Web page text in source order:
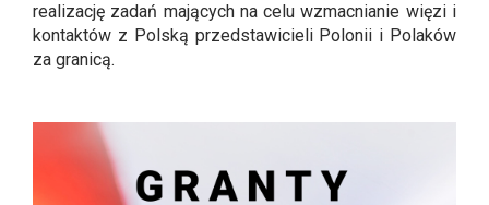
realizację zadań mających na celu wzmacnianie więzi i
kontaktów z Polską przedstawicieli Polonii i Polaków
za granicą.